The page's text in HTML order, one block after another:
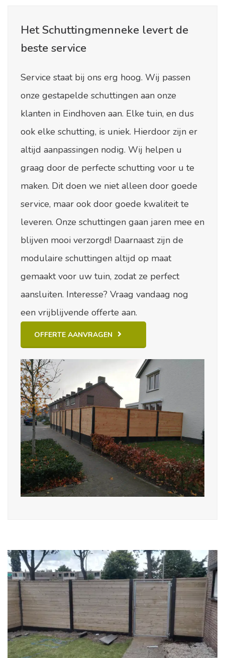
Het Schuttingmenneke levert de
beste service
Service staat bij ons erg hoog. Wij passen
onze gestapelde schuttingen aan onze
klanten in Eindhoven aan. Elke tuin, en dus
ook elke schutting, is uniek. Hierdoor zijn er
altijd aanpassingen nodig. Wij helpen u
graag door de perfecte schutting voor u te
maken. Dit doen we niet alleen door goede
service, maar ook door goede kwaliteit te
leveren. Onze schuttingen gaan jaren mee en
blijven mooi verzorgd! Daarnaast zijn de
modulaire schuttingen altijd op maat
gemaakt voor uw tuin, zodat ze perfect
aansluiten. Interesse? Vraag vandaag nog
een vrijblijvende offerte aan.
OFFERTE AANVRAGEN